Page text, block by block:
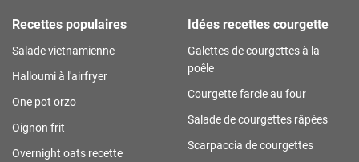
Recettes populaires
Salade vietnamienne
Halloumi à l'airfryer
One pot orzo
Oignon frit
Overnight oats recette
Idées recettes courgette
Galettes de courgettes à la
poêle
Courgette farcie au four
Salade de courgettes râpées
Scarpaccia de courgettes